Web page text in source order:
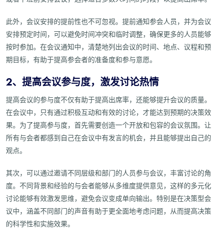
此外，会议安排的提前性也不可忽视。提前通知参会人员，并为会议
安排预定时间，可以避免时间冲突和临时调整，确保更多的人员能够
按时参加。在会议通知中，清楚地列出会议的时间、地点、议程和预
期目标，有助于提高参会者的准备度和参与意愿。
2、提高会议参与度，激发讨论热情
提高会议的参与度不仅有助于提高出席率，还能够提升会议的质量。
在会议中，只有通过积极互动和有效的讨论，才能达到预期的决策效
果。为了提高参与度，首先需要创造一个开放和包容的会议氛围。让
所有与会者都感到自己在会议中有发言的机会，并且能够提出自己的
观点。
其次，可以通过邀请不同层级和部门的人员参与会议，丰富讨论的角
度。不同背景和经验的与会者能够从多维度提供意见，这样的多元化
讨论能够有效激发思维，避免会议变成单向输出。特别是在决策型会
议中，涵盖不同部门的声音有助于更全面地考虑问题，从而提高决策
的科学性和实施效果。